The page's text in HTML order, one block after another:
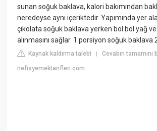
sunan soğuk baklava, kalori bakımından
neredeyse aynı içeriktedir. Yapımında yer
çikolata soğuk baklava yerken bol bol yağ
alınmasını sağlar. 1 porsiyon soğuk baklava
Kaynak kaldırma talebi |Cevabın tamamını
nefisyemektarifleri.com